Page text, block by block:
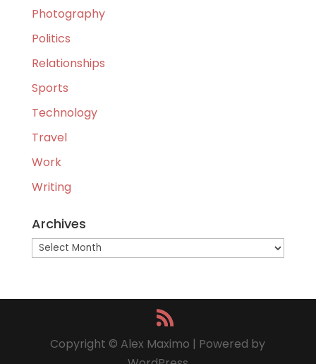
Photography
Politics
Relationships
Sports
Technology
Travel
Work
Writing
Archives
Archives
Copyright © Alex Maximo | Powered by